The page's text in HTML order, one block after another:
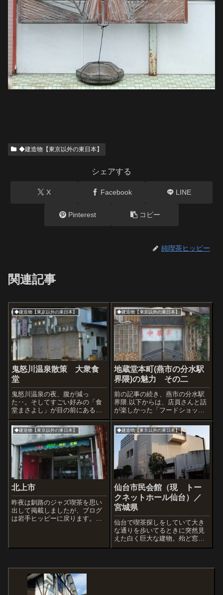
◆建造物【東京以外の東日本】
シェアする
X Facebook LINE
Pinterest コピー
純喫茶ヒッピー
関連記事
◆建造物【東京以外の東日本】
鬼怒川温泉散策 大衆食
堂
鬼怒川温泉の夜、腹が減っ
た‥。そしてすごい好みの「食
堂まさよし」が目の前にある
が、この時間は閉まっている。
どツボ。素晴らしいですね。翌
朝は営業してましたよ。さて、
「食堂まさよし」が閉まってい
たので、営業している食堂を探
したがほとんどない。た...
◆建造物【東京以外の東日本】
地蔵堂本町(燕市の分水駅
界隈)の魅力 その二
前の記事の続き、燕市の分水駅
界隈.以下からは、店員さんと話
が楽しかった「フードショップ
まるしん」さん
◆建造物【東京以外の東日本】
北上市
昨夜は釧路のジャズ喫茶を思い
出して掲載しましたが、ブログ
は岩手ヒッピーに戻ります。写
トラン、300円。
◆建造物【東京以外の東日本】
仙台市民会館（現 トー
クネットホール仙台）／
宮城県
仙台で喫茶探しをしていて大き
な通りを歩いてるときに突然見
えた白く巨大な建物。殆ど窓が
ないのでコンサートホールだと
ザイン。散歩中のこういうサプ